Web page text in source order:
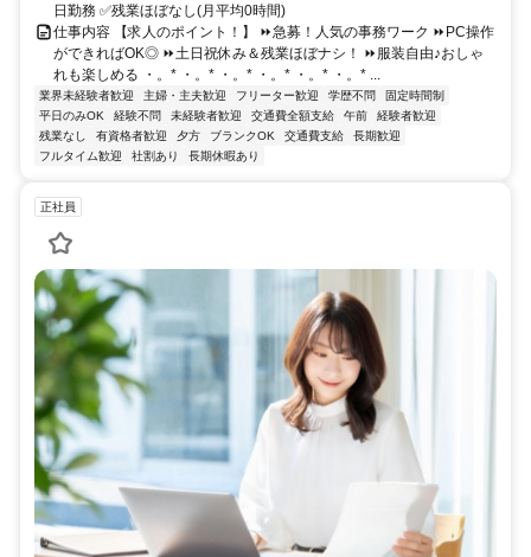
日勤務 ✅残業ほぼなし(月平均0時間)
仕事内容 【求人のポイント！】 ⏩急募！人気の事務ワーク ⏩PC操作
ができればOK◎ ⏩土日祝休み＆残業ほぼナシ！ ⏩服装自由♪おしゃ
れも楽しめる ・。* ・。* ・。* ・。* ・。* ・。* ...
業界未経験者歓迎 主婦・主夫歓迎 フリーター歓迎 学歴不問
固定時間制
平日のみOK
経験不問 未経験者歓迎 交通費全額支給 午前
経験者歓迎
残業なし
有資格者歓迎 夕方 ブランクOK 交通費支給
長期歓迎
フルタイム歓迎
社割あり 長期休暇あり
正社員